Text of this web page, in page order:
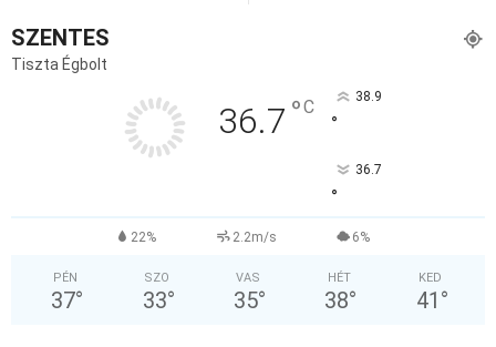
SZENTES
Tiszta Égbolt
36.7 °C 38.9
°
36.7
°
22% 2.2m/s 6%
PÉN
37°
SZO
33°
VAS
35°
HÉT
38°
KED
41 °